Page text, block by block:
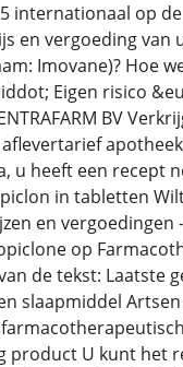
internationaal op
en vergoeding van
Imovane)? Hoe
Eigen risico
BV
u heeft een recept
in tabletten
en vergoedingen
op
de tekst: Laatste
slaapmiddel
product U kunt het